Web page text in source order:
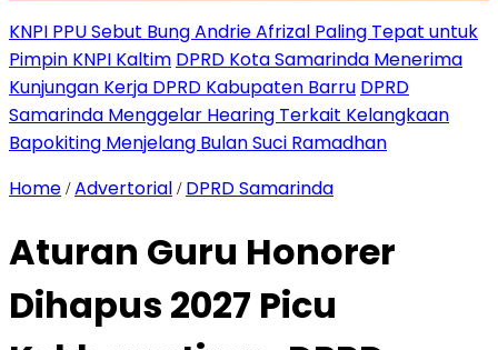
KNPI PPU Sebut Bung Andrie Afrizal Paling Tepat untuk
Pimpin KNPI Kaltim DPRD Kota Samarinda Menerima
Kunjungan Kerja DPRD Kabupaten Barru DPRD
Samarinda Menggelar Hearing Terkait Kelangkaan
Bapokiting Menjelang Bulan Suci Ramadhan
Home /Advertorial / DPRD Samarinda
Aturan Guru Honorer
Dihapus 2027 Picu